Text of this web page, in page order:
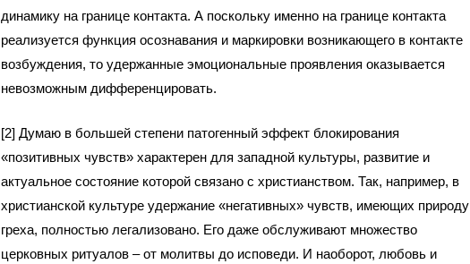
динамику на границе контакта. А поскольку именно на границе контакта
реализуется функция осознавания и маркировки возникающего в контакте
возбуждения, то удержанные эмоциональные проявления оказывается
невозможным дифференцировать.
[2] Думаю в большей степени патогенный эффект блокирования
«позитивных чувств» характерен для западной культуры, развитие и
актуальное состояние которой связано с христианством. Так, например, в
христианской культуре удержание «негативных» чувств, имеющих природу
греха, полностью легализовано. Его даже обслуживают множество
церковных ритуалов – от молитвы до исповеди. И наоборот, любовь и